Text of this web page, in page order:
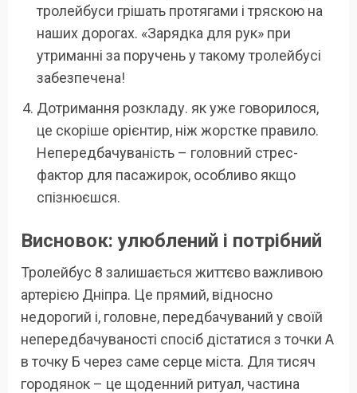
тролейбуси грішать протягами і тряскою на
наших дорогах. «Зарядка для рук» при
утриманні за поручень у такому тролейбусі
забезпечена!
Дотримання розкладу. як уже говорилося,
це скоріше орієнтир, ніж жорстке правило.
Непередбачуваність – головний стрес-
фактор для пасажирок, особливо якщо
спізнюєшся.
Висновок: улюблений і потрібний
Тролейбус 8 залишається життєво важливою
артерією Дніпра. Це прямий, відносно
недорогий і, головне, передбачуваний у своїй
непередбачуваності спосіб дістатися з точки А
в точку Б через саме серце міста. Для тисяч
городянок – це щоденний ритуал, частина